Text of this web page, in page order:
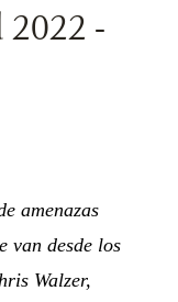
-
amenazas
van desde los
Walzer,